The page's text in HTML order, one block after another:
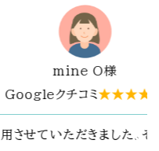
Y.T.様
クチコミ★★★★★
参りの写真撮影をお願い